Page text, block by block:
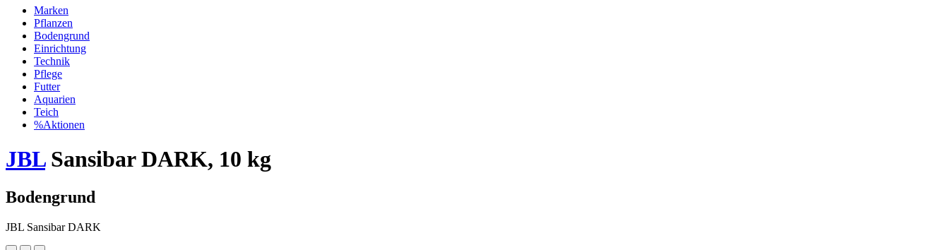
Marken
Pflanzen
Bodengrund
Einrichtung
Technik
Pflege
Futter
Aquarien
Teich
%Aktionen
JBLSansibar DARK, 10 kg
Bodengrund
JBL Sansibar DARK